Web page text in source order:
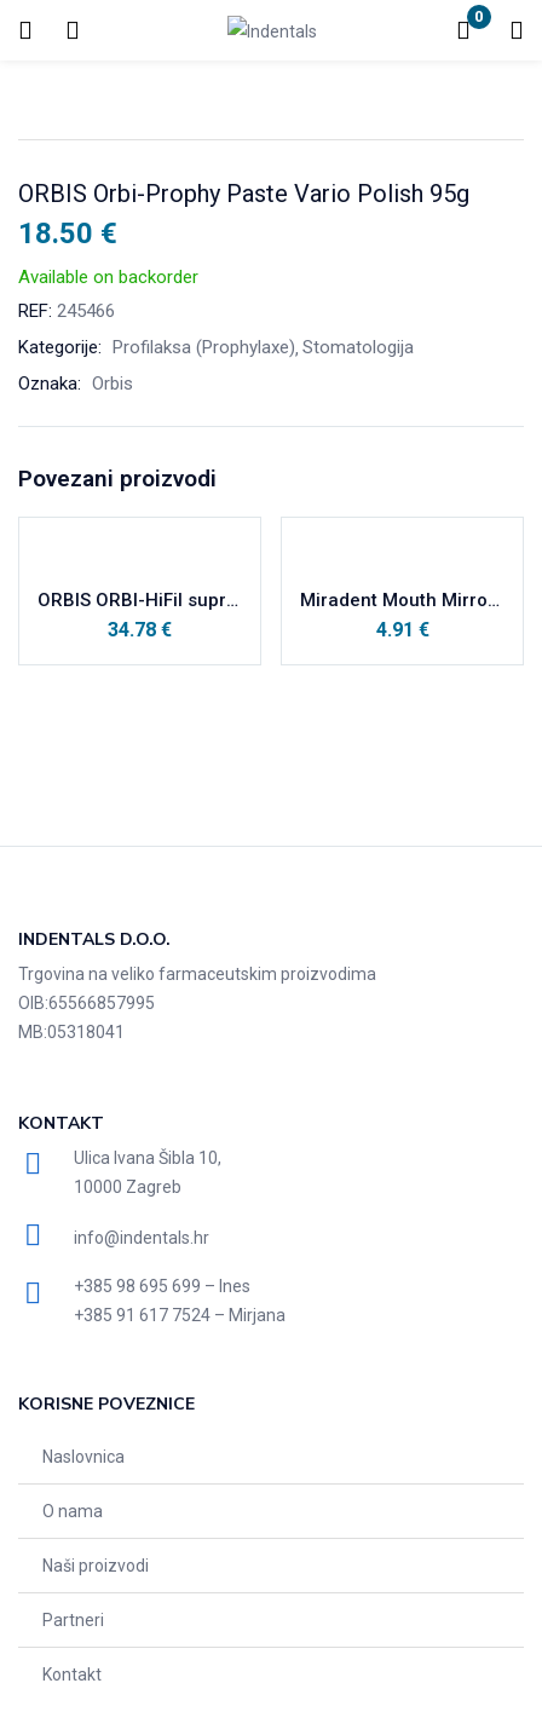
0
Login
Enter your username and password to login.
Remember me
ORBIS Orbi-Prophy Paste Vario Polish 95g
18.50 €
Available on backorder
REF: 245466
Kategorije: Profilaksa (Prophylaxe) Stomatologija
Oznaka: Orbis
Povezani proizvodi
ORBIS ORBI-HiFil supremeX A3
34.78 €
Miradent Mouth Mirror jednokratno plastično ogledalo bez zamagljivanja, plavo prozirno
4.91 €
INDENTALS D.O.O.
Trgovina na veliko farmaceutskim proizvodima
OIB:65566857995
MB:05318041
KONTAKT
Ulica Ivana Šibla 10,
10000 Zagreb
info@indentals.hr
+385 98 695 699 – Ines
+385 91 617 7524 – Mirjana
KORISNE POVEZNICE
Naslovnica
O nama
Naši proizvodi
Partneri
Kontakt